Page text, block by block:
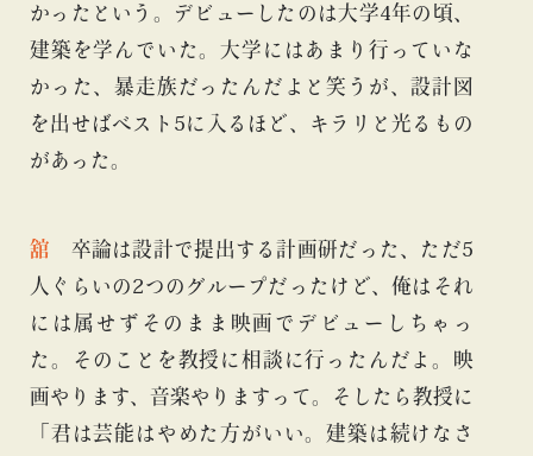
かったという。デビューしたのは大学4年の頃、
建築を学んでいた。大学にはあまり行っていな
かった、暴走族だったんだよと笑うが、設計図
を出せばベスト5に入るほど、キラリと光るもの
があった。
舘
卒論は設計で提出する計画研だった、ただ5
人ぐらいの2つのグループだったけど、俺はそれ
には属せずそのまま映画でデビューしちゃっ
た。そのことを教授に相談に行ったんだよ。映
画やります、音楽やりますって。そしたら教授に
「君は芸能はやめた方がいい。建築は続けなさ